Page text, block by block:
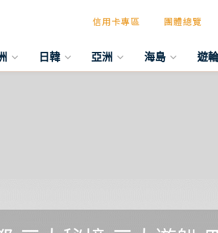
信用卡專區 團體總覽
日韓 亞洲 海島 遊